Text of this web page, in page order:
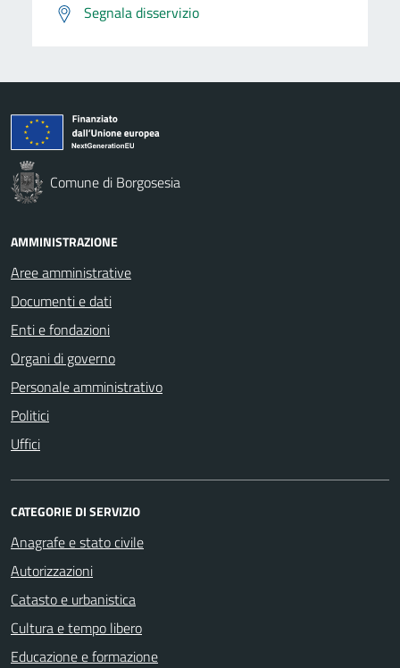
Segnala disservizio
Comune di Borgosesia
AMMINISTRAZIONE
Aree amministrative
Documenti e dati
Enti e fondazioni
Organi di governo
Personale amministrativo
Politici
Uffici
CATEGORIE DI SERVIZIO
Anagrafe e stato civile
Autorizzazioni
Catasto e urbanistica
Cultura e tempo libero
Educazione e formazione